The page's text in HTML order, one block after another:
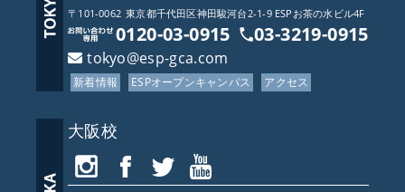
〒101-0062 東京都千代田区神田駿河台2-1-9 ESPお茶の水ビル4F
0120-03-0915 03-3219-0915
tokyo@esp-gca.com
新着情報 ESPオープンキャンパス アクセス
大阪校